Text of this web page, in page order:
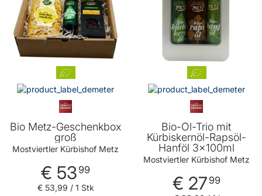
Bio Metz-Geschenkbox
groß
Mostviertler Kürbishof Metz
€ 53 99
€ 53,99 / 1 Stk
Bio-Öl-Trio mit
Kürbiskernöl-Rapsöl-
Hanföl 3x100ml
Mostviertler Kürbishof Metz
€ 27 99